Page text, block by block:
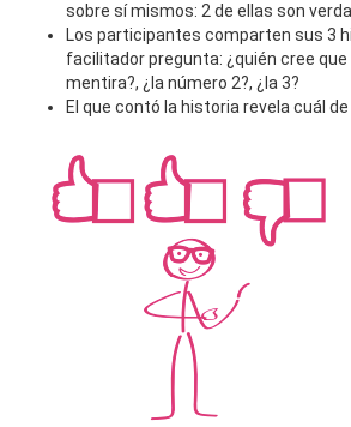
sobre sí mismos: 2 de ellas son
Los participantes comparten sus 3
facilitador pregunta: ¿quién cree
mentira?, ¿la número 2?, ¿la 3?
El que contó la historia revela cuál